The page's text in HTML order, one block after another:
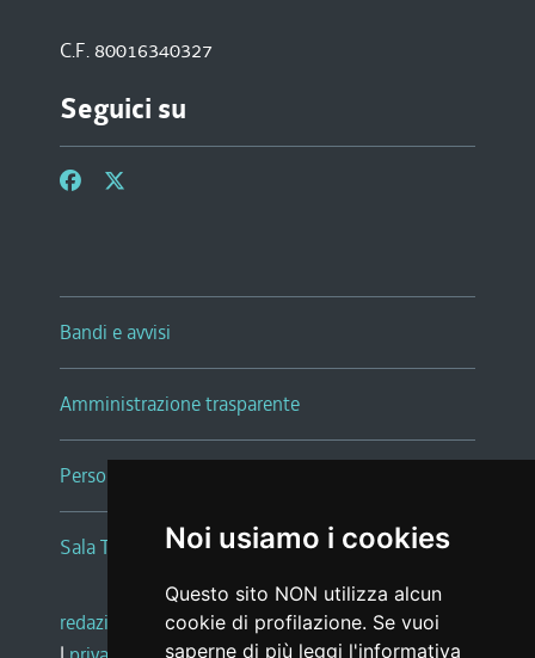
Noi usiamo i cookies
Questo sito NON utilizza alcun
cookie di profilazione. Se vuoi
saperne di più leggi l'informativa
C.F. 80016340327
Seguici su
Bandi e avvisi
Amministrazione trasparente
Persone e Uffici
Sala Tiziano Tessitori
redazione web |note legali |glossario